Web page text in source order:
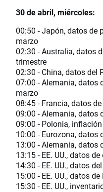
30 de abril, miércoles:
00:50 - Japón, datos de
marzo
02:30 - Australia, datos
trimestre
02:30 - China, datos del
07:00 - Alemania, datos
marzo
08:45 - Francia, datos
09:00 - Alemania, datos
09:00 - Polonia,
10:00 - Eurozona, datos
13:00 - Alemania, datos
13:15 - EE. UU., datos
14:30 - EE. UU., datos
15:00 - EE. UU., datos
15:30 - EE. UU.,